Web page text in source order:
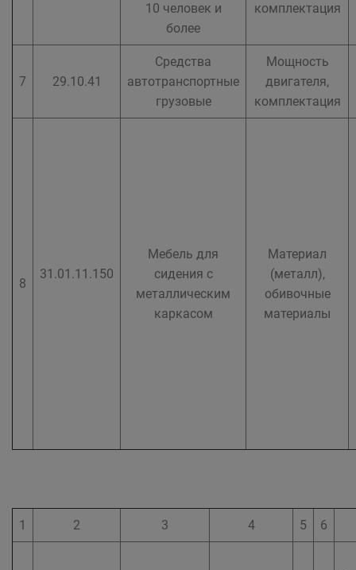
10 человек и
более
комплектация
7 29.10.41
Средства
автотранспортные
грузовые
Мощность
двигателя,
комплектация
8
31.01.11.150
Мебель для
сидения с
металлическим
каркасом
Материал
(металл),
обивочные
материалы
1 2 3 4 5 6